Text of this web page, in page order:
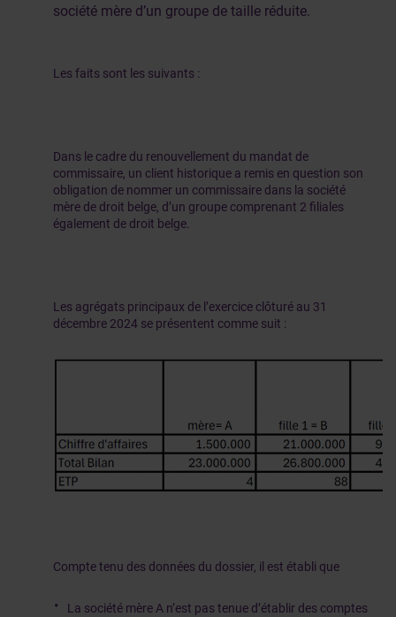
société mère d’un groupe de taille réduite.
Les faits sont les suivants :
Dans le cadre du renouvellement du mandat de
commissaire, un client historique a remis en question son
obligation de nommer un commissaire dans la société
mère de droit belge, d’un groupe comprenant 2 filiales
également de droit belge.
Les agrégats principaux de l’exercice clôturé au 31
décembre 2024 se présentent comme suit :
Compte tenu des données du dossier, il est établi que
La société mère A n’est pas tenue d’établir des comptes